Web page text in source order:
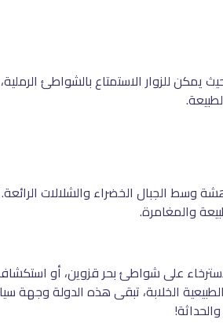
يمكن للزوار الاستمتاع بالشواطئ
.
وسط الجبال الخضراء والشلالات
والمغامرة.
على شواطئ بحر قزوين، أو
الخلابة، تبقى هذه الدولة
!